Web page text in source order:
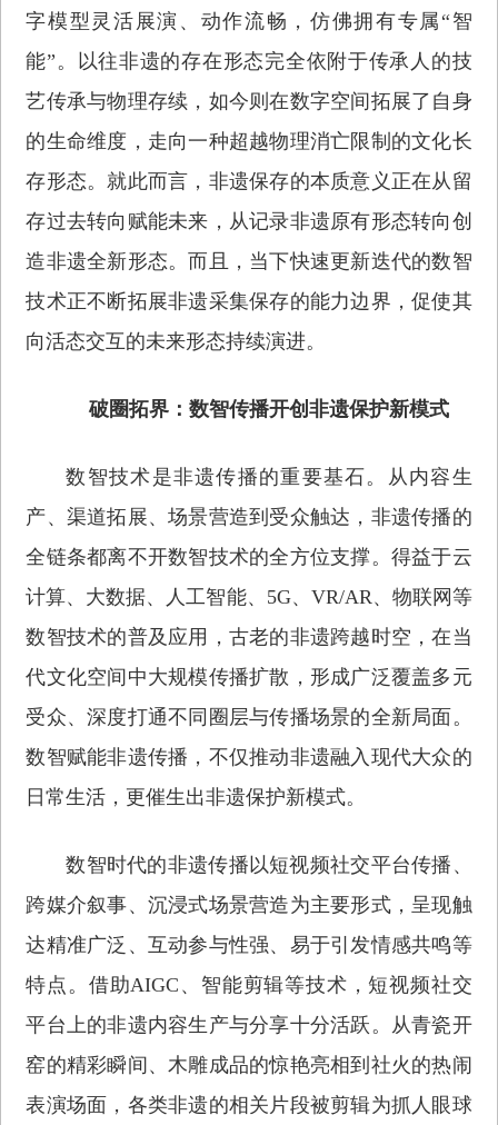
字模型灵活展演、动作流畅，仿佛拥有专属“智
能”。以往非遗的存在形态完全依附于传承人的技
艺传承与物理存续，如今则在数字空间拓展了自身
的生命维度，走向一种超越物理消亡限制的文化长
存形态。就此而言，非遗保存的本质意义正在从留
存过去转向赋能未来，从记录非遗原有形态转向创
造非遗全新形态。而且，当下快速更新迭代的数智
技术正不断拓展非遗采集保存的能力边界，促使其
向活态交互的未来形态持续演进。
破圈拓界：数智传播开创非遗保护新模式
数智技术是非遗传播的重要基石。从内容生
产、渠道拓展、场景营造到受众触达，非遗传播的
全链条都离不开数智技术的全方位支撑。得益于云
计算、大数据、人工智能、5G、VR/AR、物联网等
数智技术的普及应用，古老的非遗跨越时空，在当
代文化空间中大规模传播扩散，形成广泛覆盖多元
受众、深度打通不同圈层与传播场景的全新局面。
数智赋能非遗传播，不仅推动非遗融入现代大众的
日常生活，更催生出非遗保护新模式。
数智时代的非遗传播以短视频社交平台传播、
跨媒介叙事、沉浸式场景营造为主要形式，呈现触
达精准广泛、互动参与性强、易于引发情感共鸣等
特点。借助AIGC、智能剪辑等技术，短视频社交
平台上的非遗内容生产与分享十分活跃。从青瓷开
窑的精彩瞬间、木雕成品的惊艳亮相到社火的热闹
表演场面，各类非遗的相关片段被剪辑为抓人眼球